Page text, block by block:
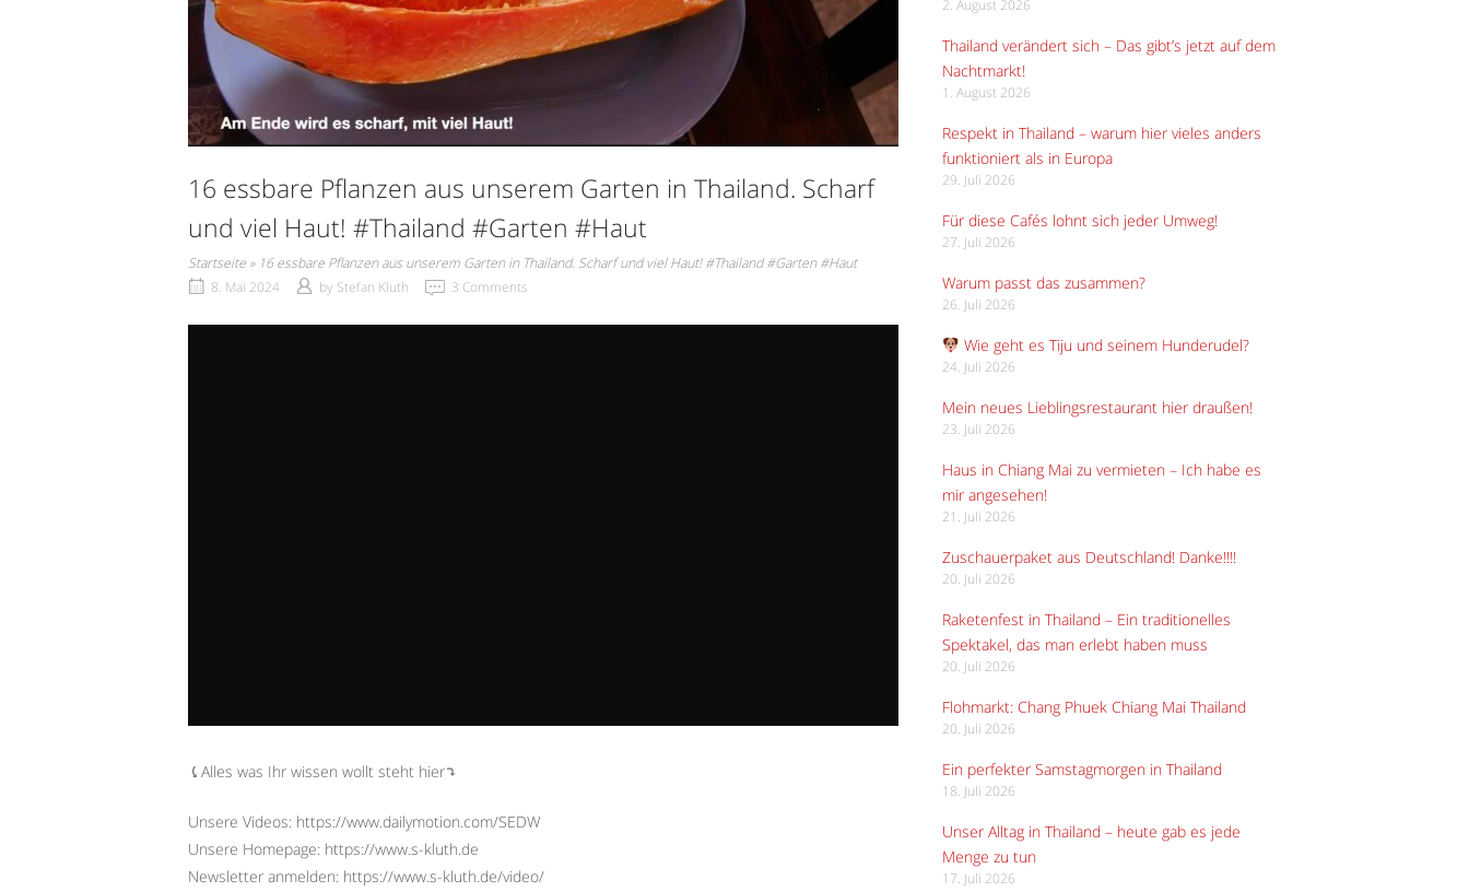
16 essbare Pflanzen aus unserem Garten in Thailand. Scharf
und viel Haut! #Thailand #Garten #Haut
Startseite » 16 essbare Pflanzen aus unserem Garten in Thailand. Scharf und viel Haut! #Thailand #Garten #Haut
8. Mai 2024
by Stefan Kluth 3 Comments
⤹Alles was Ihr wissen wollt steht hier⤵︎
Unsere Videos: https://www.dailymotion.com/SEDW
Unsere Homepage: https://www.s-kluth.de
Newsletter anmelden: https://www.s-kluth.de/video/
2. August 2026
Thailand verändert sich – Das gibt’s jetzt auf dem
Nachtmarkt!
1. August 2026
Respekt in Thailand – warum hier vieles anders
funktioniert als in Europa
29. Juli 2026
Für diese Cafés lohnt sich jeder Umweg!
27. Juli 2026
Warum passt das zusammen?
26. Juli 2026
Wie geht es Tiju und seinem Hunderudel?
24. Juli 2026
Mein neues Lieblingsrestaurant hier draußen!
23. Juli 2026
Haus in Chiang Mai zu vermieten – Ich habe es
mir angesehen!
21. Juli 2026
Zuschauerpaket aus Deutschland! Danke!!!!
20. Juli 2026
Raketenfest in Thailand – Ein traditionelles
Spektakel, das man erlebt haben muss
20. Juli 2026
Flohmarkt: Chang Phuek Chiang Mai Thailand
20. Juli 2026
Ein perfekter Samstagmorgen in Thailand
18. Juli 2026
Unser Alltag in Thailand – heute gab es jede
Menge zu tun
17. Juli 2026